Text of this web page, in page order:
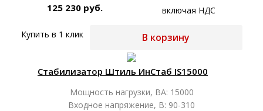
125 230 руб. включая НДС
Купить в 1 клик В корзину
Стабилизатор Штиль ИнСтаб IS15000
Мощность нагрузки, ВА: 15000
Входное напряжение, В: 90-310